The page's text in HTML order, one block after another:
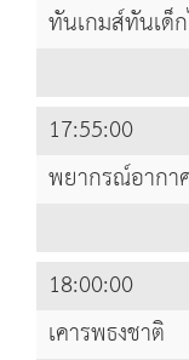
ทันเกมส์ทันเด็
17:55:00
พยากรณ์อากา
18:00:00
เคารพธงชาติ